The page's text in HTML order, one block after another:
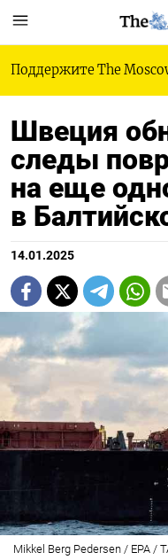
Поддержите The
Швеция
следы
на еще
в
14.01.2025
Mikkel Berg Pedersen / EPA /